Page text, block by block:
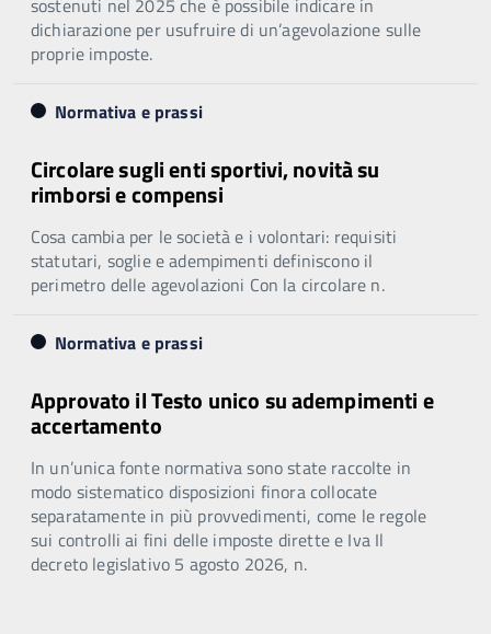
dichiarazione per usufruire di un’agevolazione sulle
proprie imposte.
Normativa e prassi
Circolare sugli enti sportivi, novità su
rimborsi e compensi
Cosa cambia per le società e i volontari: requisiti
statutari, soglie e adempimenti definiscono il
perimetro delle agevolazioni Con la circolare n.
Normativa e prassi
Approvato il Testo unico su adempimenti e
accertamento
In un’unica fonte normativa sono state raccolte in
modo sistematico disposizioni finora collocate
separatamente in più provvedimenti, come le regole
sui controlli ai fini delle imposte dirette e Iva Il
decreto legislativo 5 agosto 2026, n.